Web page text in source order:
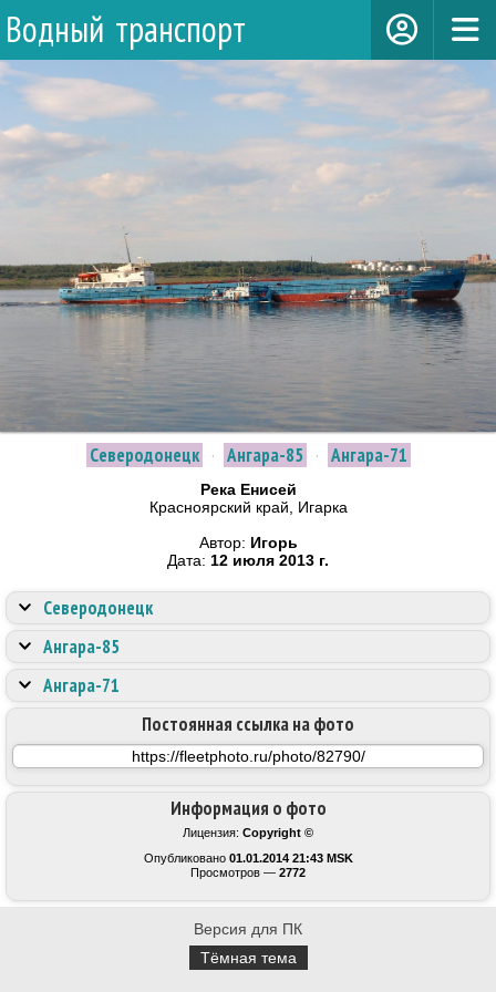
Водный транспорт
Северодонецк · Ангара-85 · Ангара-71
Река Енисей
Красноярский край, Игарка
Автор: Игорь
Дата: 12 июля 2013 г.
Информация о фото
Лицензия: Copyright ©
Опубликовано 01.01.2014 21:43 MSK
Просмотров — 2772
Постоянная ссылка на фото
Северодонецк
Ангара-85
Ангара-71
Версия для ПК
Тёмная тема